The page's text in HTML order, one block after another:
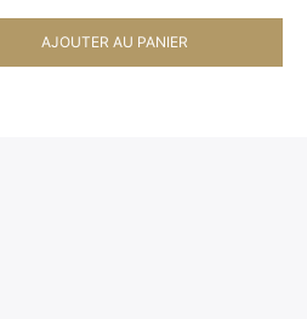
AJOUTER AU PANIER